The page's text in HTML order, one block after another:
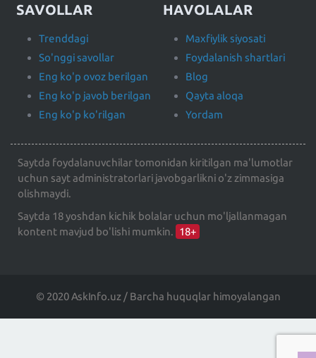
SAVOLLAR
Trenddagi
So'nggi savollar
Eng ko'p ovoz berilgan
Eng ko'p javob berilgan
Eng ko'p ko'rilgan
HAVOLALAR
Maxfiylik siyosati
Foydalanish shartlari
Blog
Qayta aloqa
Yordam
Saytda foydalanuvchilar tomonidan kiritilgan ma'lumotlar
uchun sayt administratorlari javobgarlikni o'z zimmasiga
olishmaydi.
Saytda 18 yoshdan kichik bolalar uchun mo'ljallanmagan
kontent mavjud bo'lishi mumkin. 18+
© 2020 AskInfo.uz / Barcha huquqlar himoyalangan